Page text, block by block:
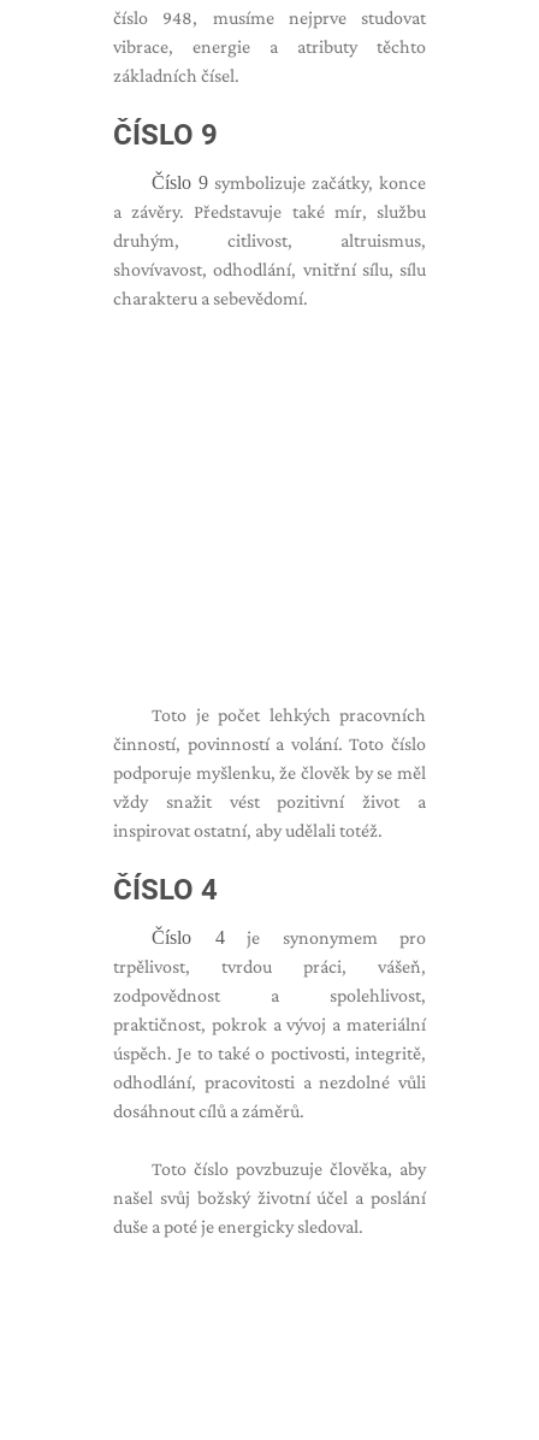
číslo 948, musíme nejprve studovat
vibrace, energie a atributy těchto
základních čísel.
ČÍSLO 9
Číslo 9 symbolizuje začátky, konce
a závěry. Představuje také mír, službu
druhým, citlivost, altruismus,
shovívavost, odhodlání, vnitřní sílu, sílu
charakteru a sebevědomí.
Toto je počet lehkých pracovních
činností, povinností a volání. Toto číslo
podporuje myšlenku, že člověk by se měl
vždy snažit vést pozitivní život a
inspirovat ostatní, aby udělali totéž.
ČÍSLO 4
Číslo 4je synonymem pro
trpělivost, tvrdou práci, vášeň,
zodpovědnost a spolehlivost,
praktičnost, pokrok a vývoj a materiální
úspěch. Je to také o poctivosti, integritě,
odhodlání, pracovitosti a nezdolné vůli
dosáhnout cílů a záměrů.
Toto číslo povzbuzuje člověka, aby
našel svůj božský životní účel a poslání
duše a poté je energicky sledoval.